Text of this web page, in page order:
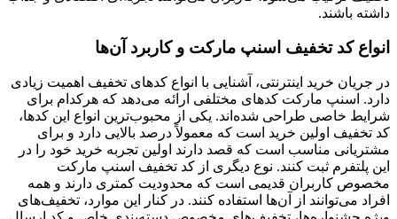
داشته باشند.
انواع کد تخفیف اسنپ مارکت و کاربرد آن‌ها
در جریان خرید اینترنتی، آشنایی با انواع کدهای تخفیف اهمیت زیادی
دارد. اسنپ مارکت کدهای مختلفی ارائه می‌دهد که هرکدام برای
شرایط خاصی طراحی شده‌اند. یکی از محبوب‌ترین انواع این کدها،
کد تخفیف اولین خرید است که معمولاً درصد بالایی دارد و برای
مشتریانی مناسب است که قصد دارند اولین تجربه خرید خود را در
این پلتفرم ثبت کنند. نوع دیگری از کد تخفیف اسنپ مارکت
مخصوص کاربران قدیمی است که محدودیت کمتری دارند و همه
افراد می‌توانند از آن‌ها استفاده کنند. در کنار این موارد، تخفیف‌های